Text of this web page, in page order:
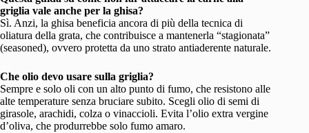
griglia vale anche per la ghisa?
Sì. Anzi, la ghisa beneficia ancora di più della tecnica di
oliatura della grata, che contribuisce a mantenerla “stagionata”
(seasoned), ovvero protetta da uno strato antiaderente naturale.
Che olio devo usare sulla griglia?
Sempre e solo oli con un alto punto di fumo, che resistono alle
alte temperature senza bruciare subito. Scegli olio di semi di
girasole, arachidi, colza o vinaccioli. Evita l’olio extra vergine
d’oliva, che produrrebbe solo fumo amaro.